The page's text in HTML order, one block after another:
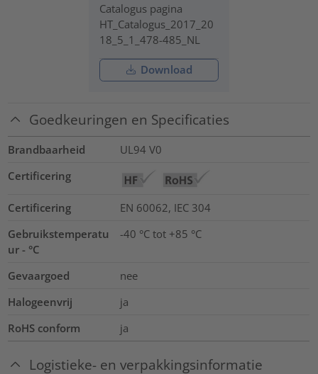
Catalogus pagina
HT_Catalogus_2017_20
18_5_1_478-485_NL
Download
Goedkeuringen en Specificaties
Brandbaarheid
UL94 V0
Certificering
Certificering
EN 60062, IEC 304
Gebruikstemperatu
ur - °C
-40 °C tot +85 °C
Gevaargoed
nee
Halogeenvrij
ja
RoHS conform
ja
Logistieke- en verpakkingsinformatie